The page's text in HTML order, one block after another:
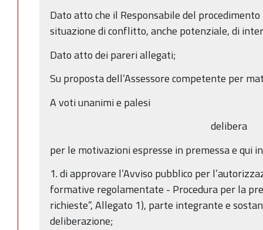
Dato atto che il Responsabile del
situazione di conflitto, anche potenziale, di
Dato atto dei pareri allegati;
Su proposta dell’Assessore competente per
A voti unanimi e palesi
delibera
per le motivazioni espresse in premessa e qui
1. di approvare l’Avviso pubblico per
formative regolamentate - Procedura per la
richieste”, Allegato 1), parte integrante e
deliberazione;